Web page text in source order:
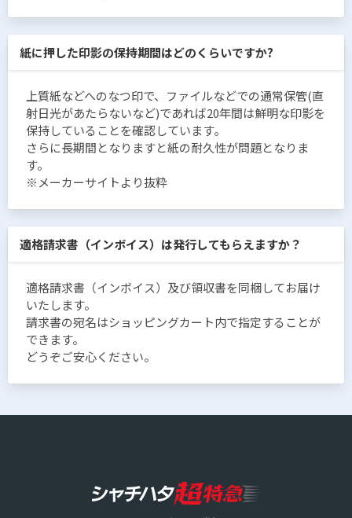
紙に押した印影の保持期間はどのくらいですか?
上質紙などへのなつ印で、ファイルなどでの通常保管(直
射日光があたらないなど)であれば20年間は鮮明な印影を
保持していることを確認しています。
さらに長期間となりますと紙の耐久性が問題となりま
す。
※メーカーサイトより抜粋
適格請求書（インボイス）は発行してもらえますか？
適格請求書（インボイス）及び領収書を同梱してお届け
いたします。
請求書の宛名はショッピングカート内で指定することが
できます。
どうぞご安心ください。